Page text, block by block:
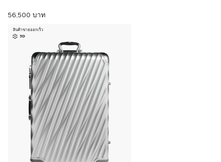
56,500 บาท
สินค้าขายออกเร็ว
3D